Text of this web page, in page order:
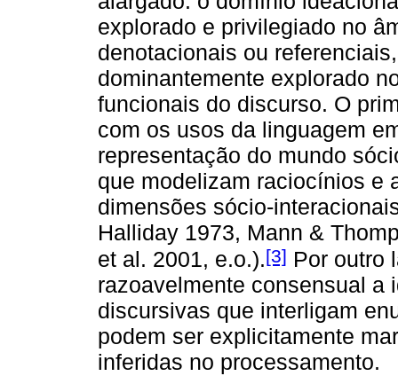
explorado e privilegiado no
denotacionais ou
dominantemente explorado
funcionais do discurso. O
com os usos da linguagem
representação do mundo
que modelizam raciocínios e
dimensões sócio-
Halliday 1973, Mann &
et al. 2001, e.o.).[3] Por outro
razoavelmente consensual a
discursivas que interligam
podem ser explicitamente
inferidas no processamento.